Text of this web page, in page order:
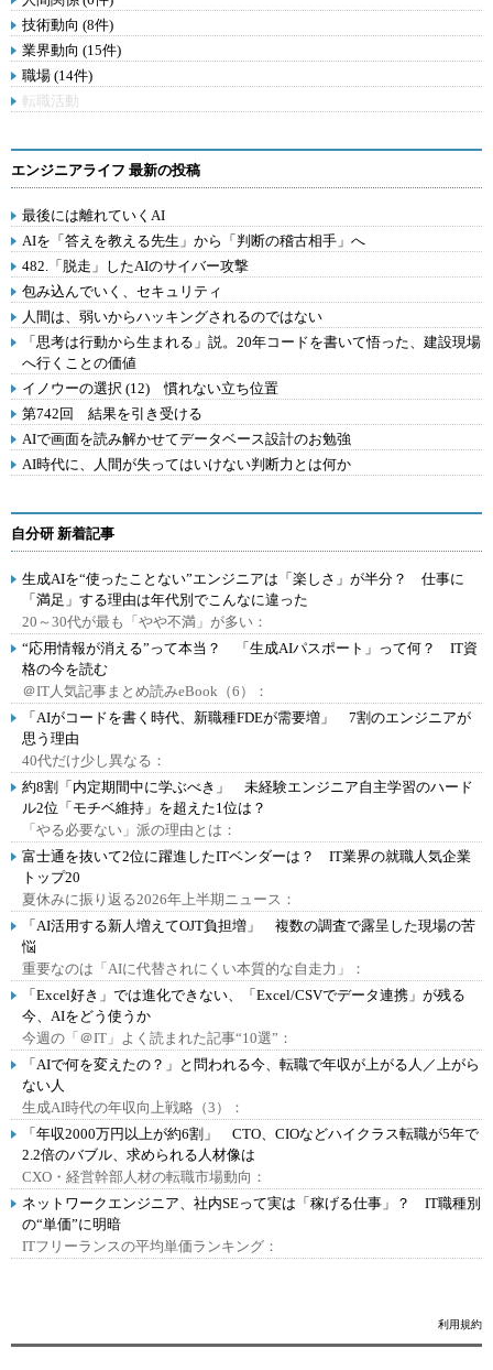
技術動向 (8件)
業界動向 (15件)
職場 (14件)
転職活動
エンジニアライフ 最新の投稿
最後には離れていくAI
AIを「答えを教える先生」から「判断の稽古相手」へ
482.「脱走」したAIのサイバー攻撃
包み込んでいく、セキュリティ
人間は、弱いからハッキングされるのではない
「思考は行動から生まれる」説。20年コードを書いて悟った、建設現場
へ行くことの価値
イノウーの選択 (12) 慣れない立ち位置
第742回 結果を引き受ける
AIで画面を読み解かせてデータベース設計のお勉強
AI時代に、人間が失ってはいけない判断力とは何か
自分研 新着記事
生成AIを“使ったことない”エンジニアは「楽しさ」が半分？ 仕事に
「満足」する理由は年代別でこんなに違った
20～30代が最も「やや不満」が多い：
“応用情報が消える”って本当？ 「生成AIパスポート」って何？ IT資
格の今を読む
＠IT人気記事まとめ読みeBook（6）：
「AIがコードを書く時代、新職種FDEが需要増」 7割のエンジニアが
思う理由
40代だけ少し異なる：
約8割「内定期間中に学ぶべき」 未経験エンジニア自主学習のハード
ル2位「モチベ維持」を超えた1位は？
「やる必要ない」派の理由とは：
富士通を抜いて2位に躍進したITベンダーは？ IT業界の就職人気企業
トップ20
夏休みに振り返る2026年上半期ニュース：
「AI活用する新人増えてOJT負担増」 複数の調査で露呈した現場の苦
悩
重要なのは「AIに代替されにくい本質的な自走力」：
「Excel好き」では進化できない、「Excel/CSVでデータ連携」が残る
今、AIをどう使うか
今週の「＠IT」よく読まれた記事“10選”：
「AIで何を変えたの？」と問われる今、転職で年収が上がる人／上がら
ない人
生成AI時代の年収向上戦略（3）：
「年収2000万円以上が約6割」 CTO、CIOなどハイクラス転職が5年で
2.2倍のバブル、求められる人材像は
CXO・経営幹部人材の転職市場動向：
ネットワークエンジニア、社内SEって実は「稼げる仕事」？ IT職種別
の“単価”に明暗
ITフリーランスの平均単価ランキング：
利用規約